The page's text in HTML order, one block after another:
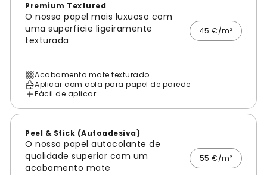
Premium Textured
O nosso papel mais luxuoso com
uma superfície ligeiramente
texturada
45 €/m²
Acabamento mate texturado
Aplicar com cola para papel de parede
Fácil de aplicar
Peel & Stick (Autoadesiva)
O nosso papel autocolante de
qualidade superior com um
acabamento mate
55 €/m²